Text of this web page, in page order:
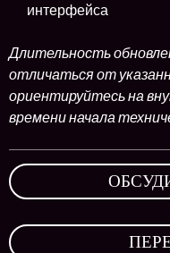
интерфейса
Длительность
отличаться от
ориентируйтесь на
времени начала